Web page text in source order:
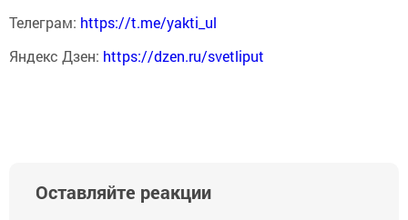
Телеграм: https://t.me/yakti_ul
Яндекс Дзен: https://dzen.ru/svetliput
Оставляйте реакции